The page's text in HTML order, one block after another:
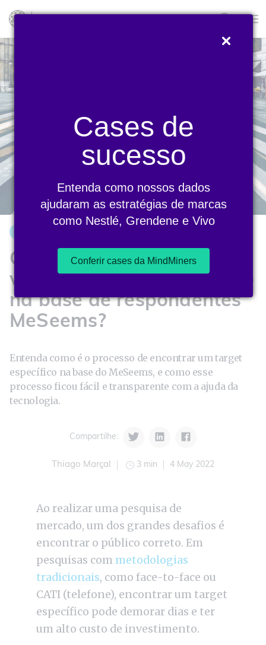
Cases de
sucesso
Entenda como nossos dados
ajudaram as estratégias de marcas
como Nestlé, Grendene e Vivo
Conferir cases da MindMiners
Qual é a diferença entre
viabilidade e mapeamento
na base de respondentes
MeSeems?
Entenda como é o processo de encontrar um target
específico na base do MeSeems, e como esse
processo ficou fácil e transparente com a ajuda da
tecnologia.
Compartilhe:
Thiago Marçal 3 min 4 May 2022
Ao realizar uma pesquisa de
mercado, um dos grandes desafios é
encontrar o público correto. Em
pesquisas com metodologias
tradicionais, como face-to-face ou
CATI (telefone), encontrar um target
específico pode demorar dias e ter
um alto custo de investimento.